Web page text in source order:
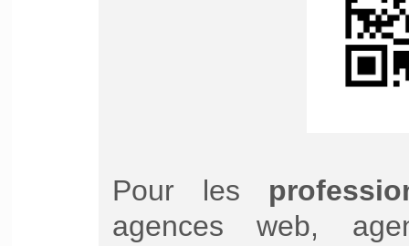
Pour les
agences web,